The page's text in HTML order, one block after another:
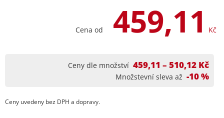
Cena od 459,11 Kč
Ceny dle množství 459,11 – 510,12 Kč
Množstevní sleva až -10 %
Ceny uvedeny bez DPH a dopravy.